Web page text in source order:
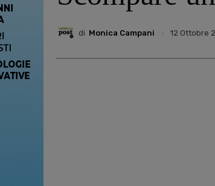
di Monica Campani 12 Ottobre